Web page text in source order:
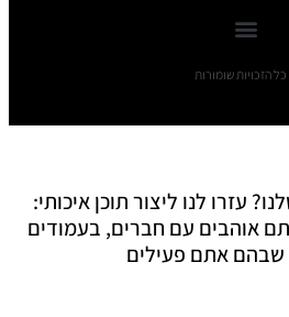
הזכויות שומורות
עזרו לנו ליצור תוכן איכותי:
אוהבים עם חברים, בעמודים
שבהם אתם פעילים